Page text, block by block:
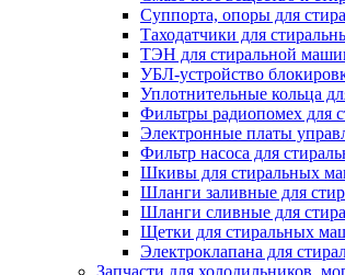
Суппорта, опоры для
Таходатчики для
ТЭН для стиральной
УБЛ-устройство
Уплотнительные кольца
Фильтры радиопомех для
Электронные платы
Фильтр насоса для
Шкивы для стиральных
Шланги заливные для
Шланги сливные для
Щетки для стиральных
Электроклапана для
Запчасти для холодильников,